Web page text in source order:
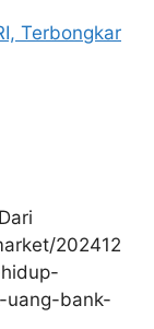
Terbongkar
202412
uang-bank-